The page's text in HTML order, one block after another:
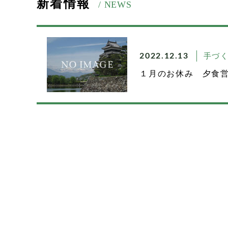
新着情報 / NEWS
2022.12.13 手づ
１月のお休み 夕食